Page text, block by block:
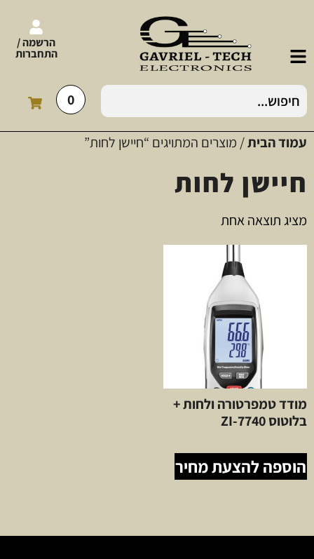
הרשמה /
התחברות
0
עמוד הבית/ מוצרים המתויגים “חיישן לחות”
חיישן לחות
מציג תוצאה אחת
מודד טמפרטורה ולחות +
בלוטוס ZI-7740
הוספה להצעת מחיר